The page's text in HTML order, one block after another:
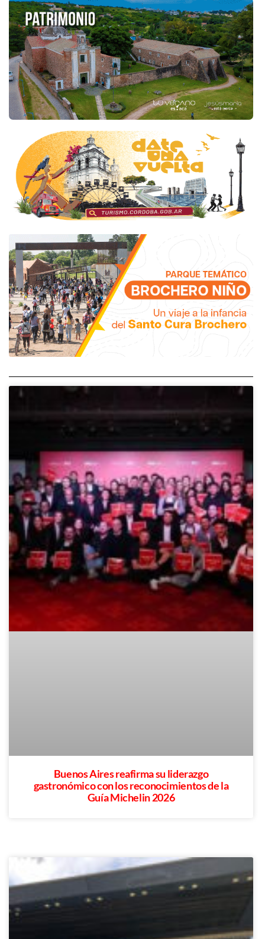
Buenos Aires reafirma su liderazgo
gastronómico con los reconocimientos de la
Guía Michelin 2026